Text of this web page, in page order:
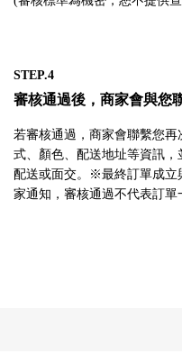
STEP.4
審核通過後，商家會與您
若審核通過，商家會聯繫您再
式、顏色、配送地址等資訊，
配送或面交。※最終訂單成立
家通知，審核通過不代表訂單